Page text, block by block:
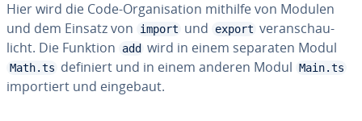
Hier wird die Code-Or­ga­ni­sa­ti­on mithilfe von Modulen
und dem Einsatz von
import und export ver­an­schau­
licht. Die Funktion
add wird in einem separaten Modul
Math.ts definiert und in einem anderen Modul Main.ts
im­por­tiert und eingebaut.